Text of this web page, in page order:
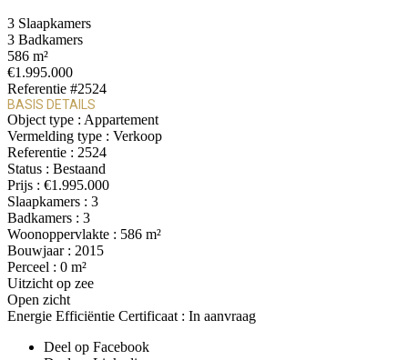
3 Slaapkamers
3 Badkamers
586 m²
€1.995.000
Referentie #2524
BASIS DETAILS
Object type : Appartement
Vermelding type : Verkoop
Referentie : 2524
Status : Bestaand
Prijs : €1.995.000
Slaapkamers : 3
Badkamers : 3
Woonoppervlakte : 586 m²
Bouwjaar : 2015
Perceel : 0 m²
Uitzicht op zee
Open zicht
Energie Efficiëntie Certificaat : In aanvraag
Deel op Facebook